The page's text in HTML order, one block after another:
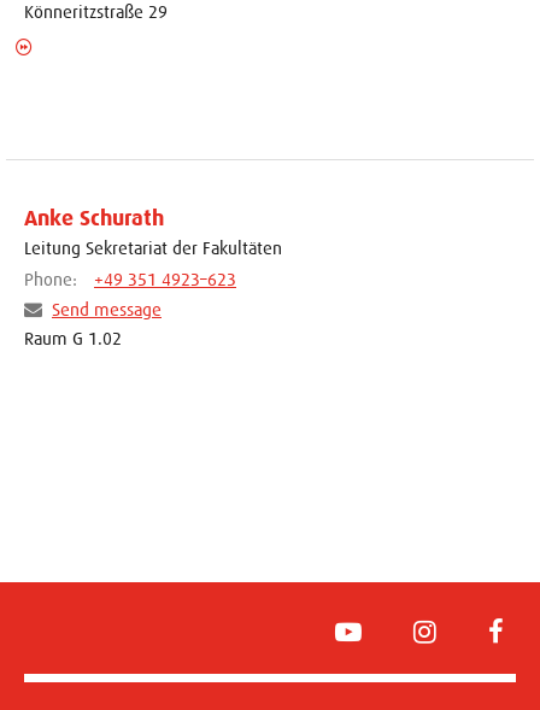
Könneritzstraße 29
Anke Schurath
Leitung Sekretariat der Fakultäten
Phone:
+49 351 4923–623
Send message
Raum G 1.02
YouTube Instagram